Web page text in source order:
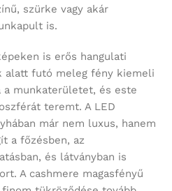
szürke vagy akár
is.
is erős hangulati
alatt futó meleg fény kiemeli
a munkaterületet, és este
teremt. A LED
már nem luxus, hanem
a főzésben, az
és látványban is
A cashmere magasfényű